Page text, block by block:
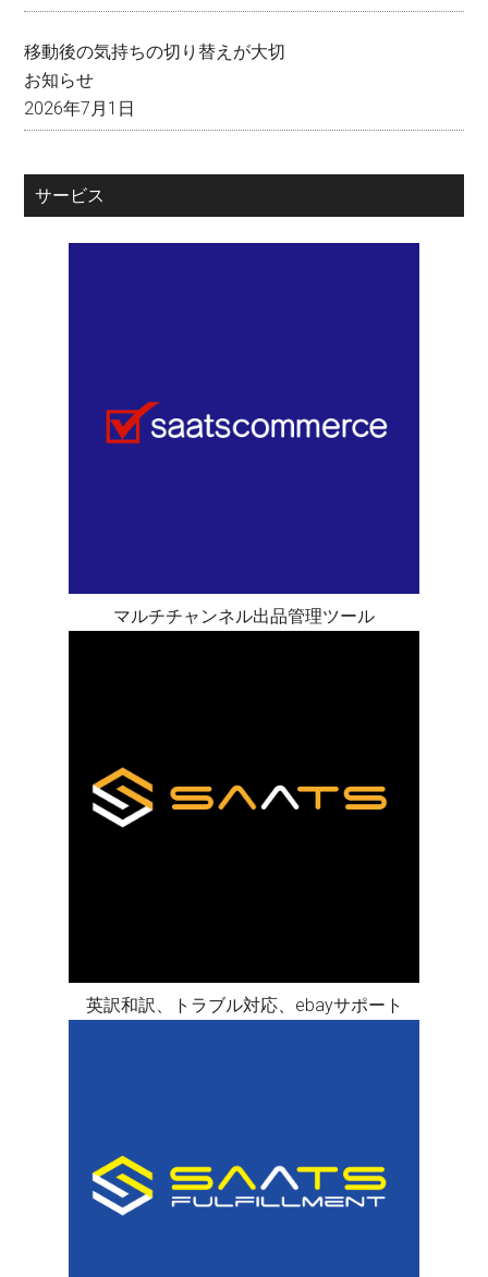
移動後の気持ちの切り替えが大切
お知らせ
2026年7月1日
サービス
マルチチャンネル出品管理ツール
英訳和訳、トラブル対応、ebayサポート